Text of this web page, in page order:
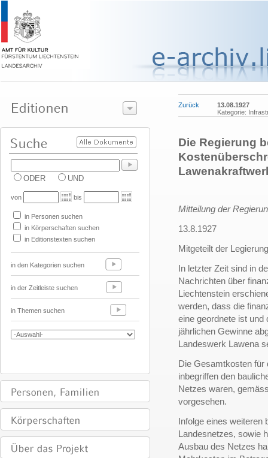
ODER UND
von bis
in Personen suchen
in Körperschaften suchen
in Editionstexten suchen
in den Kategorien suchen
in der Zeitleiste suchen
in Themen suchen
Zurück
13.08.1927
Kategorie:
Die Regierung
Mitteilung der
13.8.1927
Mitgeteilt der
In letzter Zeit sind in
Nachrichten über
Liechtenstein
werden, dass die
eine geordnete ist
jährlichen Gewinne
Landeswerk Lawena
Die Gesamtkosten
inbegriffen den
Netzes waren,
vorgesehen.
Infolge eines weiteren
Landesnetzes, sowie
Ausbau des Netzes